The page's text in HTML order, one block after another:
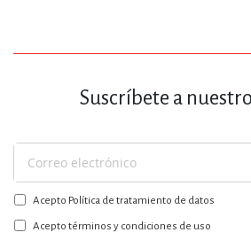
Suscríbete a
Suscríbase
a
nuestro
boletín:
Acepto Política de tratamiento de datos
Acepto términos y condiciones de uso